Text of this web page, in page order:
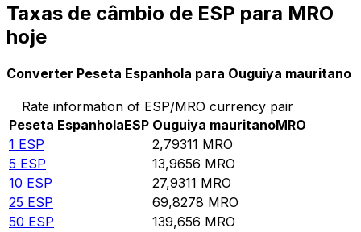
Taxas de câmbio de ESP para MRO
hoje
Converter Peseta Espanhola para Ouguiya mauritano
Rate information of ESP/MRO currency pair
Peseta EspanholaESP Ouguiya mauritanoMRO
1 ESP 2,79311 MRO
5 ESP 13,9656 MRO
10 ESP 27,9311 MRO
25 ESP 69,8278 MRO
50 ESP 139,656 MRO